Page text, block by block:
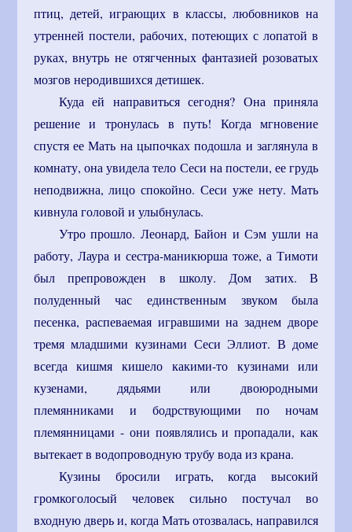
птиц, детей, играющих в классы, любовников на
утренней постели, рабочих, потеющих с лопатой в
руках, внутрь не отягченных фантазией розоватых
мозгов неродившихся детишек.
Куда ей направиться сегодня? Она приняла
решение и тронулась в путь! Когда мгновение
спустя ее Мать на цыпочках подошла и заглянула в
комнату, она увидела тело Сеси на постели, ее грудь
неподвижна, лицо спокойно. Сеси уже нету. Мать
кивнула головой и улыбнулась.
Утро прошло. Леонард, Байон и Сэм ушли на
работу, Лаура и сестра-маникюрша тоже, а Тимоти
был препровожден в школу. Дом затих. В
полуденный час единственным звуком была
песенка, распеваемая игравшими на заднем дворе
тремя младшими кузинами Сеси Эллиот. В доме
всегда кишмя кишело какими-то кузинами или
кузенами, дядьями или двоюродными
племянниками и бодрствующими по ночам
племянницами - они появлялись и пропадали, как
вытекает в водопроводную трубу вода из крана.
Кузины бросили играть, когда высокий
громкоголосый человек сильно постучал во
входную дверь и, когда Мать отозвалась, направился